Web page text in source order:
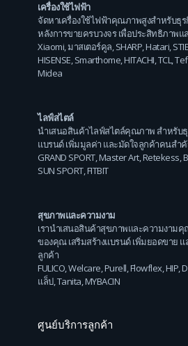
เครื่องใช้ไฟฟ้า
จัดหาเครื่องใช้ไฟฟ้าคุณภาพสูงสำหรับธุ
หลังการขายครบวงจร เพื่อประสิทธิภาพ
Xiaomi,มาสเตอร์คูล,SHARP,Hatari,
HISENSE,Smarthome,HITACHI,TCL,
Midea
ไลฟ์สไตล์
นำเสนอสินค้าไลฟ์สไตล์คุณภาพ สำหรับธุ
แบรนด์ เพิ่มมูลค่า และมัดใจลูกค้าคนส
GRAND SPORT,Master Art,Retekess,
SUN SPORT,FITBIT
สุขภาพและความงาม
เรานำเสนอสินค้าสุขภาพและความงาม
ของคุณ เสริมสร้างแบรนด์ เพิ่มยอดขาย
ลูกค้า
FULICO,Welcare,Purell,Flowflex,HIP,
แล็ป,Tanita,MYBACIN
ศูนย์บริการลูกค้า